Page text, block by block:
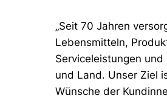
„Seit 70 Jahren
Lebensmitteln,
Serviceleistungen
und Land. Unser Ziel
Wünsche der